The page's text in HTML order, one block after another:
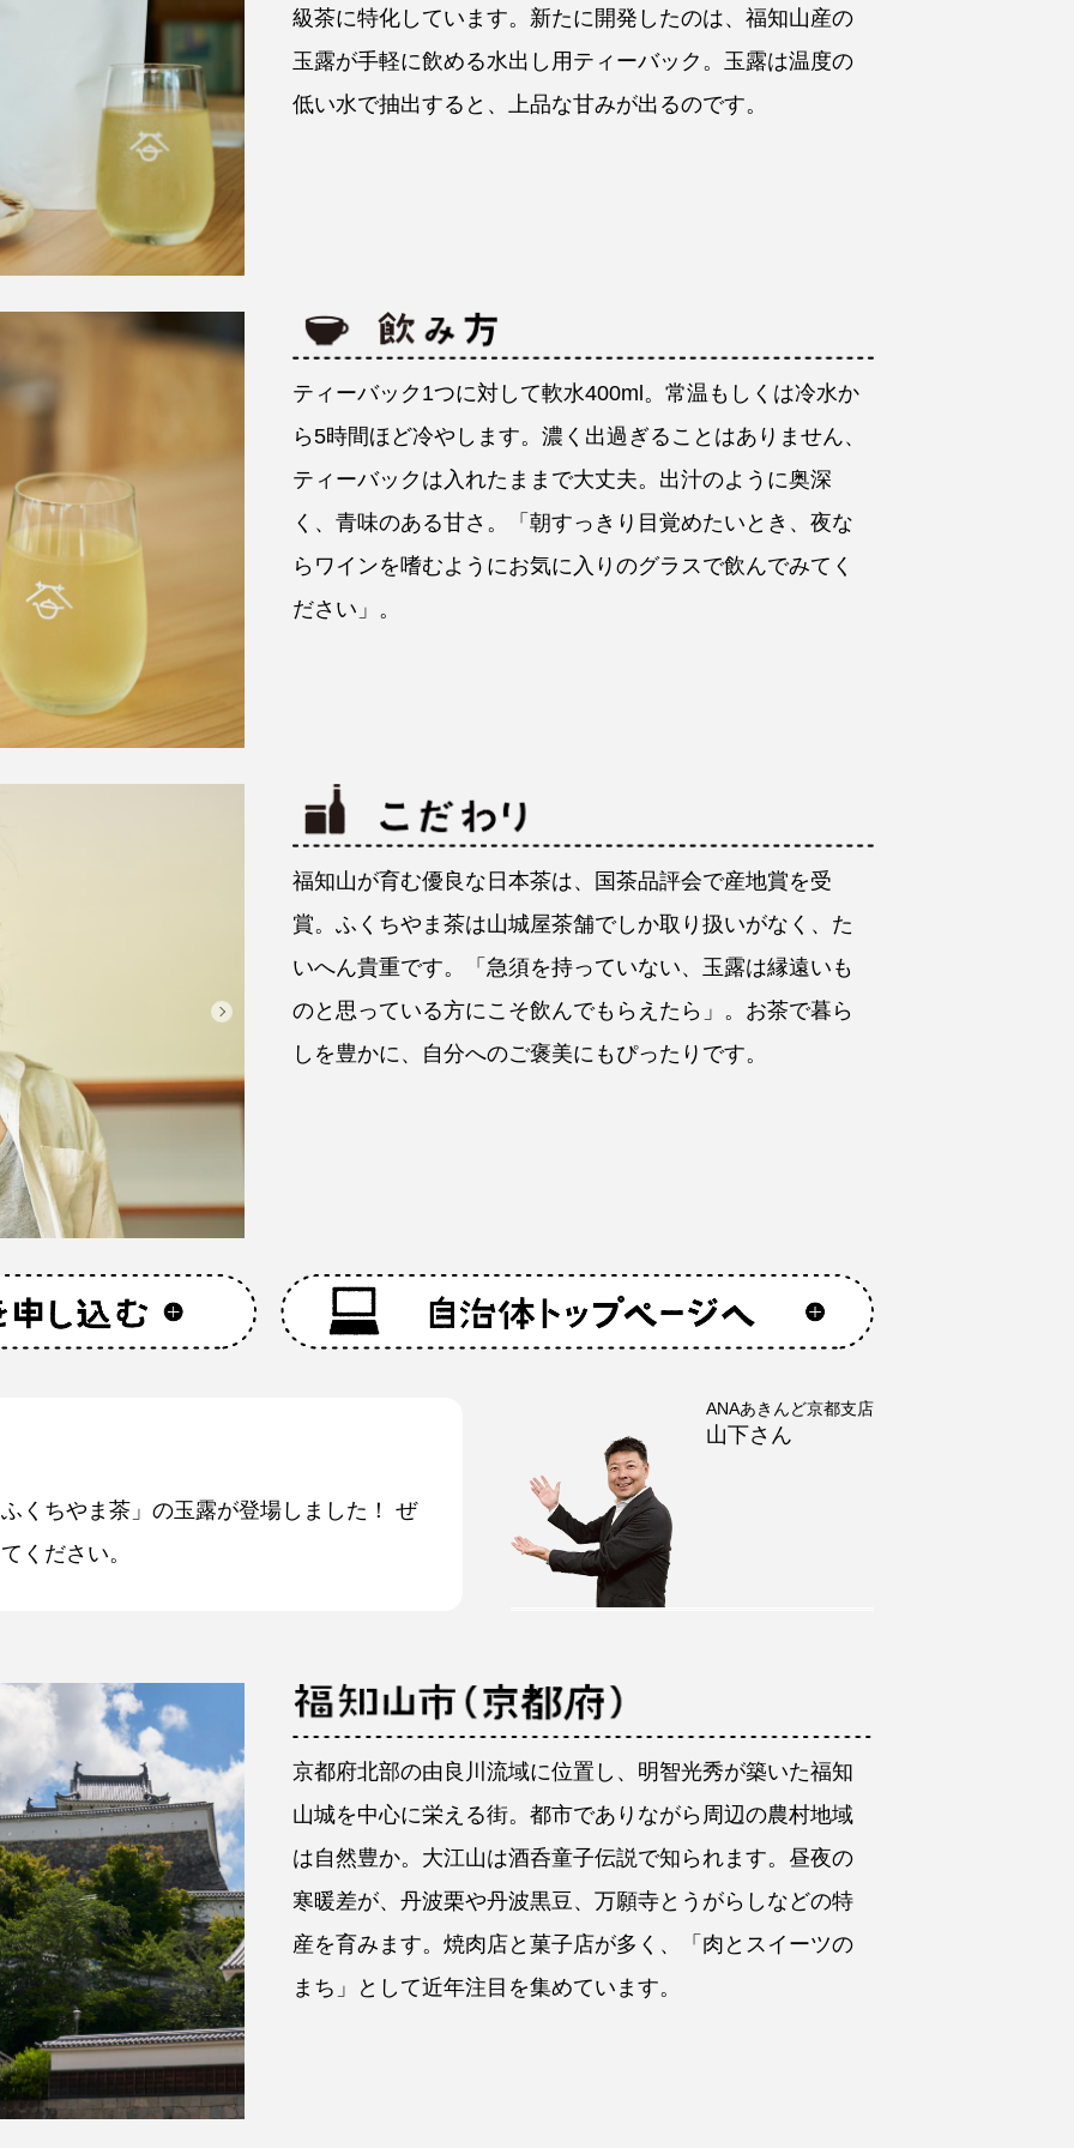
級茶に特化しています。新たに開発したのは、福知山産の
玉露が手軽に飲める水出し用ティーバック。玉露は温度の
低い水で抽出すると、上品な甘みが出るのです。
ティーバック1つに対して軟水400ml。常温もしくは冷水か
ら5時間ほど冷やします。濃く出過ぎることはありません、
ティーバックは入れたままで大丈夫。出汁のように奥深
く、青味のある甘さ。「朝すっきり目覚めたいとき、夜な
らワインを嗜むようにお気に入りのグラスで飲んでみてく
ださい」。
福知山が育む優良な日本茶は、国茶品評会で産地賞を受
賞。ふくちやま茶は山城屋茶舗でしか取り扱いがなく、た
いへん貴重です。「急須を持っていない、玉露は縁遠いも
のと思っている方にこそ飲んでもらえたら」。お茶で暮ら
しを豊かに、自分へのご褒美にもぴったりです。
ANAあきんど京都支店
山下さん
くちやま茶」の玉露が登場しました！ ぜ
ください。
京都府北部の由良川流域に位置し、明智光秀が築いた福知
山城を中心に栄える街。都市でありながら周辺の農村地域
は自然豊か。大江山は酒呑童子伝説で知られます。昼夜の
寒暖差が、丹波栗や丹波黒豆、万願寺とうがらしなどの特
産を育みます。焼肉店と菓子店が多く、「肉とスイーツの
まち」として近年注目を集めています。